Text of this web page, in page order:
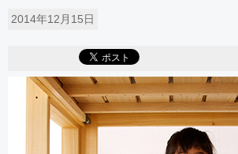
2014年12月15日